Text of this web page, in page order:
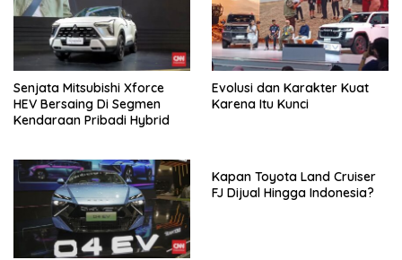
Senjata Mitsubishi Xforce
HEV Bersaing Di Segmen
Kendaraan Pribadi Hybrid
Evolusi dan Karakter Kuat
Karena Itu Kunci
Kapan Toyota Land Cruiser
FJ Dijual Hingga Indonesia?